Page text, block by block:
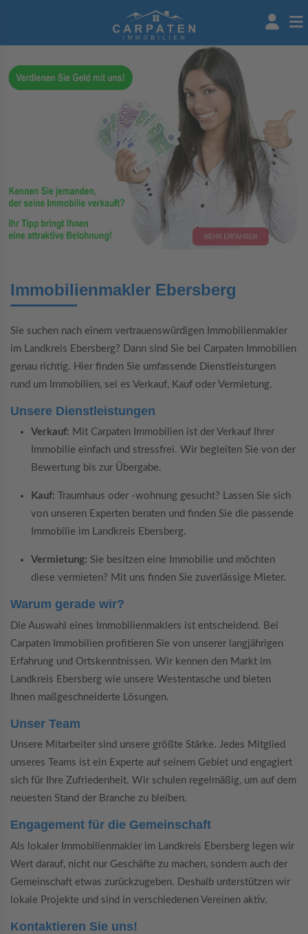
Immobilienmakler Ebersberg
Sie suchen nach einem vertrauenswürdigen Immobilienmakler
im Landkreis Ebersberg? Dann sind Sie bei Carpaten Immobilien
genau richtig. Hier finden Sie umfassende Dienstleistungen
rund um Immobilien, sei es Verkauf, Kauf oder Vermietung.
Unsere Dienstleistungen
Verkauf: Mit Carpaten Immobilien ist der Verkauf Ihrer
Immobilie einfach und stressfrei. Wir begleiten Sie von der
Bewertung bis zur Übergabe.
Kauf: Traumhaus oder -wohnung gesucht? Lassen Sie sich
von unseren Experten beraten und finden Sie die passende
Immobilie im Landkreis Ebersberg.
Vermietung: Sie besitzen eine Immobilie und möchten
diese vermieten? Mit uns finden Sie zuverlässige Mieter.
Warum gerade wir?
Die Auswahl eines Immobilienmaklers ist entscheidend. Bei
Carpaten Immobilien profitieren Sie von unserer langjährigen
Erfahrung und Ortskenntnissen. Wir kennen den Markt im
Landkreis Ebersberg wie unsere Westentasche und bieten
Ihnen maßgeschneiderte Lösungen.
Unser Team
Unsere Mitarbeiter sind unsere größte Stärke. Jedes Mitglied
unseres Teams ist ein Experte auf seinem Gebiet und engagiert
sich für Ihre Zufriedenheit. Wir schulen regelmäßig, um auf dem
neuesten Stand der Branche zu bleiben.
Engagement für die Gemeinschaft
Als lokaler Immobilienmakler im Landkreis Ebersberg legen wir
Wert darauf, nicht nur Geschäfte zu machen, sondern auch der
Gemeinschaft etwas zurückzugeben. Deshalb unterstützen wir
lokale Projekte und sind in verschiedenen Vereinen aktiv.
Kontaktieren Sie uns!